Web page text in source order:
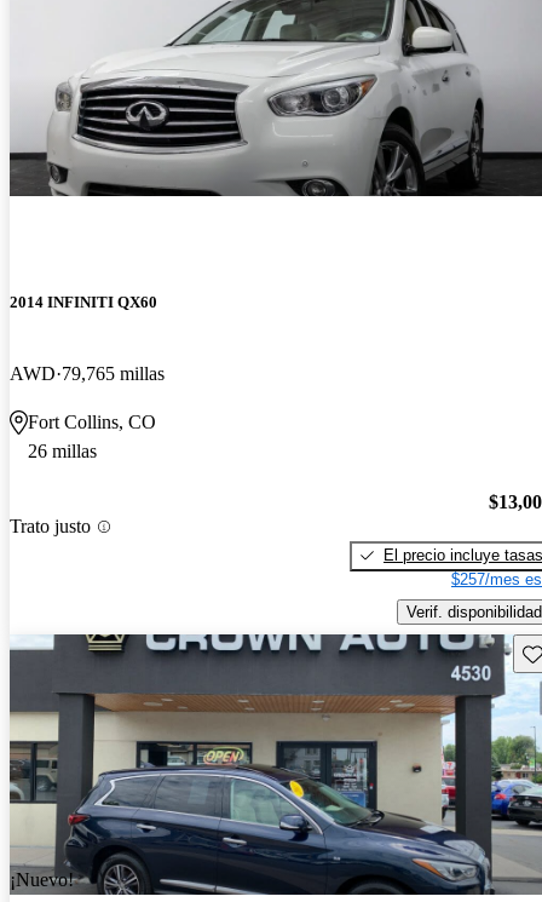
2014 INFINITI QX60
AWD 79,765 millas
Fort Collins, CO
26 millas
Trato justo
El precio incluye tasas
$257/mes
Verif. disponibilidad
¡Nuevo!